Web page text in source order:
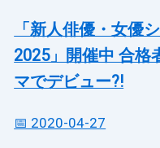
「新人俳優・女優
2025」開催中 合格
マでデビュー?!
📅 2020-04-27